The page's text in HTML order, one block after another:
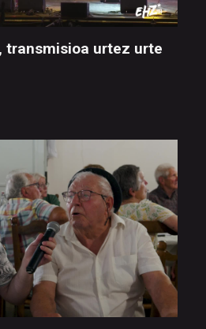
transmisioa urtez urte